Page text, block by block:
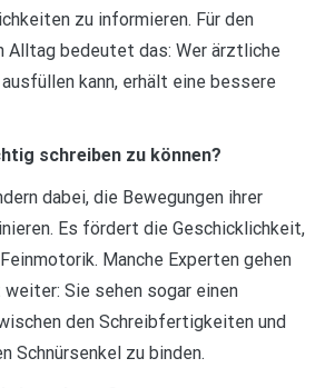
zu informieren. Für den
Alltag bedeutet das: Wer ärztliche
kann, erhält eine bessere
schreiben zu können?
dabei, die Bewegungen ihrer
Es fördert die Geschicklichkeit,
Manche Experten gehen
Sie sehen sogar einen
den Schreibfertigkeiten und
Schnürsenkel zu binden.